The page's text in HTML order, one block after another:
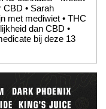
• Sarah
met mediwiet • THC
dan CBD •
bij deze 13